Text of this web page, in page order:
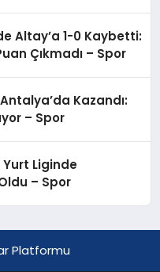
Altay’a 1-0 Kaybetti:
Çıkmadı – Spor
Kazandı:
– Spor
Liginde
– Spor
Platformu